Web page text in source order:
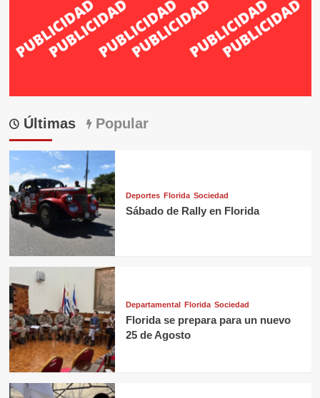
Últimas Popular
Deportes Florida Sociedad
Sábado de Rally en Florida
Departamental Florida Sociedad
Florida se prepara para un nuevo
25 de Agosto